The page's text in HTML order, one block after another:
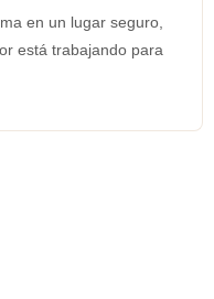
en un lugar seguro,
está trabajando para